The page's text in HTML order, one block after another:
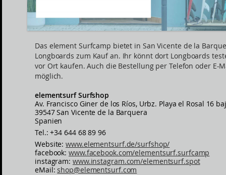
Das element Surfcamp bietet in San Vicente de la
Longboards zum Kauf an. Ihr könnt dort Longboards
vor Ort kaufen. Auch die Bestellung per Telefon oder E-
möglich.
elementsurf Surfshop
Av. Francisco Giner de los Ríos, Urbz. Playa el Rosal 16
39547 San Vicente de la Barquera
Spanien
Tel.: +34 644 68 89 96
Website:www.elementsurf.de/surfshop/
facebook:www.facebook.com/elementsurf.surfcamp
instagram: www.instagram.com/elementsurf.spot
eMail:shop@elementsurf.com